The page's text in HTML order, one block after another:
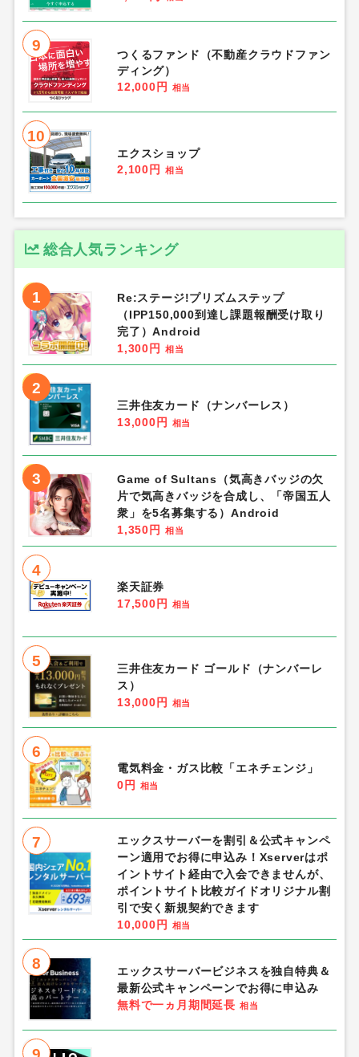
9
つくるファンド（不動産クラウドファン
ディング）
12,000円
相当
10
エクスショップ
2,100円
相当
総合人気ランキング
1
Re:ステージ!プリズムステップ
（IPP150,000到達し課題報酬受け取り
完了）Android
1,300円
相当
2
三井住友カード（ナンバーレス）
13,000円
相当
3
Game of Sultans（気高きバッジの欠
片で気高きバッジを合成し、「帝国五人
衆」を5名募集する）Android
1,350円
相当
4
楽天証券
17,500円
相当
5
三井住友カード ゴールド（ナンバーレ
ス）
13,000円
相当
6
電気料金・ガス比較「エネチェンジ」
0円
相当
7
エックスサーバーを割引＆公式キャンペ
ーン適用でお得に申込み！Xserverはポ
イントサイト経由で入会できませんが、
ポイントサイト比較ガイドオリジナル割
引で安く新規契約できます
10,000円
相当
8
エックスサーバービジネスを独自特典＆
最新公式キャンペーンでお得に申込み
無料で一ヵ月期間延長 相当